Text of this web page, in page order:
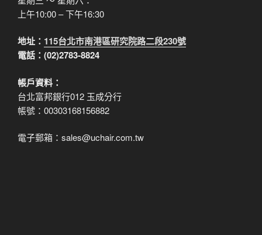
上午10:00 – 下午16:30
地址： 115台北市南港區研究院路二段230號
電話：(02)2783-8824
帳戶資料：
台北富邦銀行012 玉成分行
帳號：00303168156882
電子郵箱：sales@uchair.com.tw